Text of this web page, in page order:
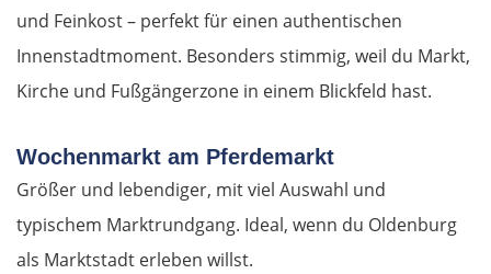
und Feinkost – perfekt für einen authentischen
Innenstadtmoment. Besonders stimmig, weil du Markt,
Kirche und Fußgängerzone in einem Blickfeld hast.
Wochenmarkt am Pferdemarkt
Größer und lebendiger, mit viel Auswahl und
typischem Marktrundgang. Ideal, wenn du Oldenburg
als Marktstadt erleben willst.
Linz
Wien
Slowakei